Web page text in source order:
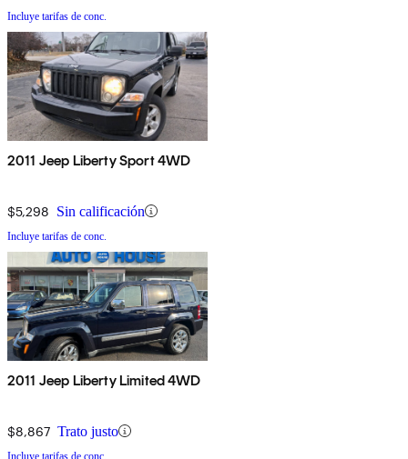
Incluye tarifas de conc.
2011 Jeep Liberty Sport 4WD
$5,298 Sin calificación
Incluye tarifas de conc.
2011 Jeep Liberty Limited 4WD
$8,867 Trato justo
Incluye tarifas de conc.